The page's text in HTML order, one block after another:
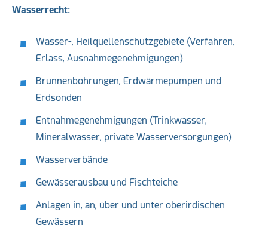
Wasserrecht:
Wasser-, Heilquellenschutzgebiete (Verfahren,
Erlass, Ausnahmegenehmigungen)
Brunnenbohrungen, Erdwärmepumpen und
Erdsonden
Entnahmegenehmigungen (Trinkwasser,
Mineralwasser, private Wasserversorgungen)
Wasserverbände
Gewässerausbau und Fischteiche
Anlagen in, an, über und unter oberirdischen
Gewässern